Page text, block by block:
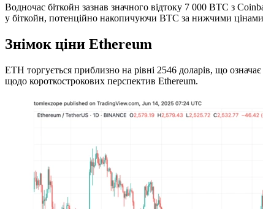
Водночас біткойн зазнав значного відтоку 7 000 BTC з
у біткойн, потенційно накопичуючи BTC за нижчими
Знімок ціни Ethereum
ETH торгується приблизно на рівні 2546 доларів, що
щодо короткострокових перспектив Ethereum.